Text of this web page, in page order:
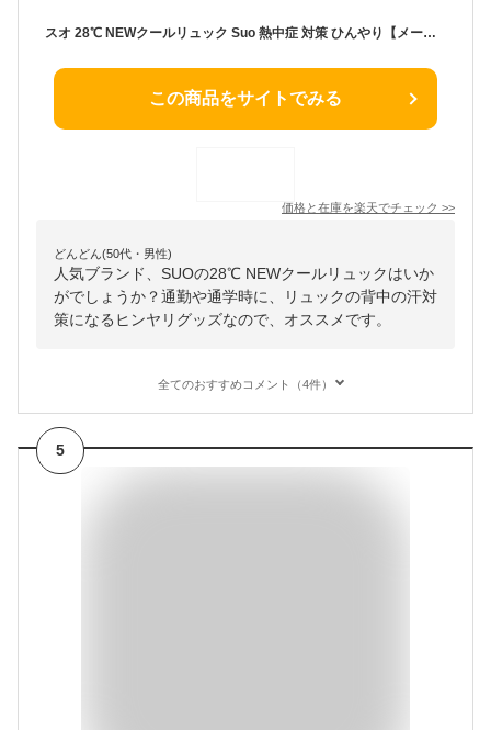
スオ 28℃ NEWクールリュック Suo 熱中症 対策 ひんやり【メール便送料無料】【海外×】【ポイント5倍】【7/14】
この商品をサイトでみる
価格と在庫を楽天でチェック >>
どんどん(50代・男性)
人気ブランド、SUOの28℃ NEWクールリュックはいか
がでしょうか？通勤や通学時に、リュックの背中の汗対
策になるヒンヤリグッズなので、オススメです。
全てのおすすめコメント（4件）
5